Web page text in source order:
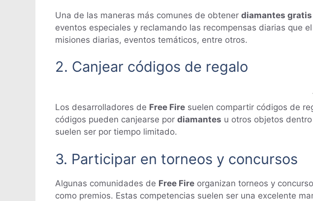
Una de las maneras más comunes de obtener diamantes gratis
eventos especiales y reclamando las recompensas diarias que
misiones diarias, eventos temáticos, entre otros.
2. Canjear códigos de regalo
Los desarrolladores de Free Fire suelen compartir códigos de
códigos pueden canjearse por diamantes u otros objetos
suelen ser por tiempo limitado.
3. Participar en torneos y concursos
Algunas comunidades de Free Fire organizan torneos y
como premios. Estas competencias suelen ser una excelente